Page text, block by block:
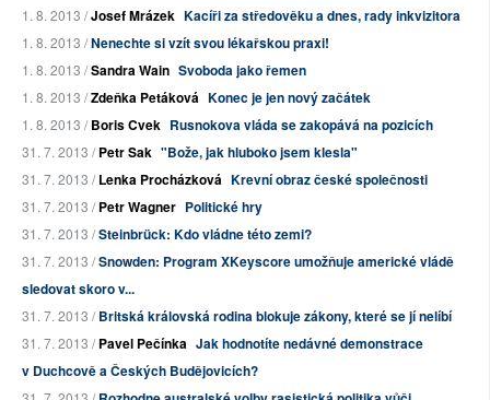
1. 8. 2013 /Josef Mrázek Kacíři za středověku a dnes, rady inkvizitora
1. 8. 2013 /Nenechte si vzít svou lékařskou praxi!
1. 8. 2013 /Sandra Wain Svoboda jako řemen
1. 8. 2013 /Zdeňka Petáková Konec je jen nový začátek
1. 8. 2013 /Boris Cvek Rusnokova vláda se zakopává na pozicích
31. 7. 2013 /Petr Sak "Bože, jak hluboko jsem klesla"
31. 7. 2013 /Lenka Procházková Krevní obraz české společnosti
31. 7. 2013 /Petr Wagner Politické hry
31. 7. 2013 /Steinbrück: Kdo vládne této zemi?
31. 7. 2013 /Snowden: Program XKeyscore umožňuje americké vládě
sledovat skoro v...
31. 7. 2013 /Britská královská rodina blokuje zákony, které se jí nelíbí
31. 7. 2013 /Pavel Pečínka Jak hodnotíte nedávné demonstrace
v Duchcově a Českých Budějovicích?